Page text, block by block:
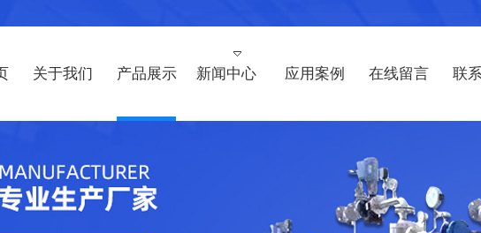
关于我们 产品展示 新闻中心 应用案例 在线留言 联